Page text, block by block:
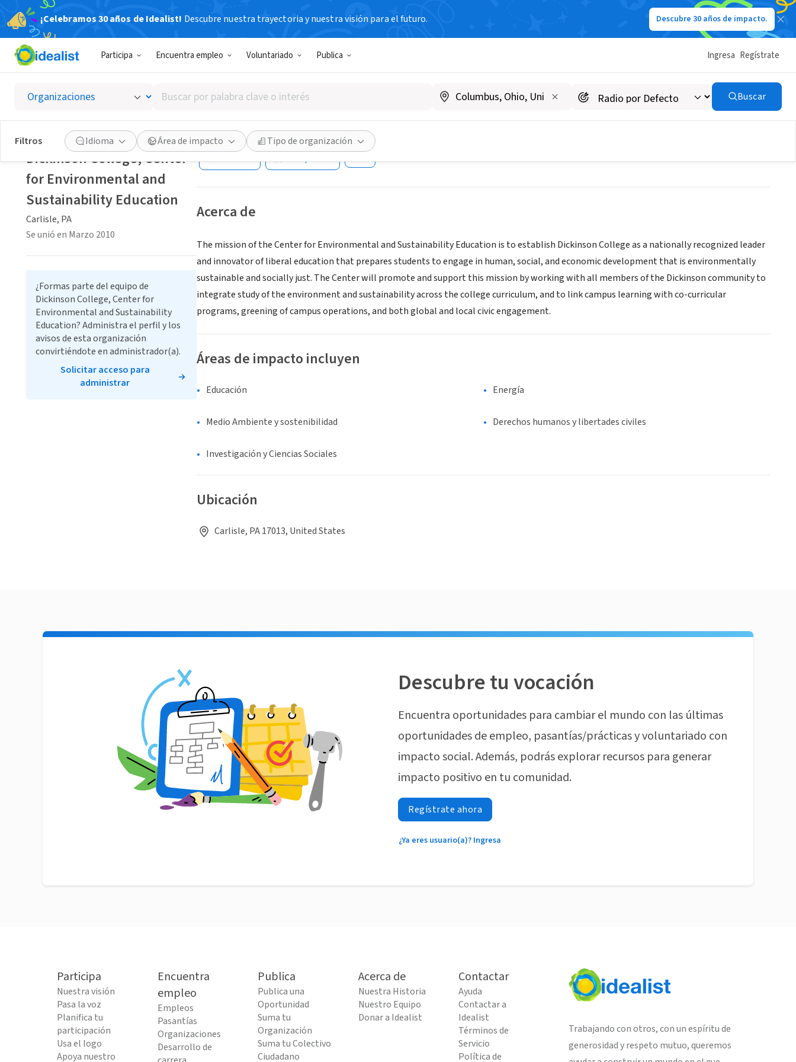
¡Celebramos 30 años de Idealist! Descubre nuestra trayectoria y nuestra visión para el futuro. Descubre 30 años de impacto.
Participa Encuentra empleo Voluntariado Publica Ingresa Regístrate
Buscar
por
palabra
clave
o
interés
Buscar
Filtros Idioma Área de impacto Tipo de organización
Dickinson College, Center for Environmental and
Sustainability Education
Carlisle, PA|dickinson.edu/academics/distinctive-opportunities/environmental-and-susta
Guardar Compartir
Acerca de
The mission of the Center for Environmental and Sustainability Education is to establish Dickinson College as a nationally recognized leader
and innovator of liberal education that prepares students to engage in human, social, and economic development that is environmentally
sustainable and socially just. The Center will promote and support this mission by working with all members of the Dickinson community to
integrate study of the environment and sustainability across the college curriculum, and to link campus learning with co-curricular
programs, greening of campus operations, and both global and local civic engagement.
Áreas de impacto incluyen
Educación Energía
Medio Ambiente y sostenibilidad Derechos humanos y libertades civiles
Investigación y Ciencias Sociales
Ubicación
Carlisle, PA 17013, United States
Dickinson College, Center
for Environmental and
Sustainability Education
Carlisle, PA
Se unió en Marzo 2010
¿Formas parte del equipo de
Dickinson College, Center for
Environmental and Sustainability
Education? Administra el perfil y los
avisos de esta organización
convirtiéndote en administrador(a).
Solicitar acceso para
administrar
Descubre tu vocación
Encuentra oportunidades para cambiar el mundo con las últimas
oportunidades de empleo, pasantías/prácticas y voluntariado con
impacto social. Además, podrás explorar recursos para generar
impacto positivo en tu comunidad.
Regístrate ahora
¿Ya eres usuario(a)? Ingresa
Participa
Nuestra visión
Pasa la voz
Planifica tu
participación
Usa el logo
Apoya nuestro
Encuentra
empleo
Empleos
Pasantías
Organizaciones
Desarrollo de
Publica
Publica una
Oportunidad
Suma tu
Organización
Suma tu Colectivo
Ciudadano
Acerca de
Nuestra Historia
Nuestro Equipo
Donar a Idealist
Contactar
Ayuda
Contactar a
Idealist
Términos de
Servicio
Política de
Trabajando con otros, con un espíritu de
generosidad y respeto mutuo, queremos